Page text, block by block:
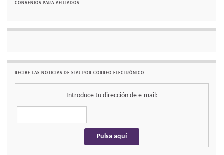
CONVENIOS PARA AFILIADOS
RECIBE LAS NOTICIAS DE STAJ POR CORREO ELECTRÓNICO
Introduce tu dirección de e-mail: